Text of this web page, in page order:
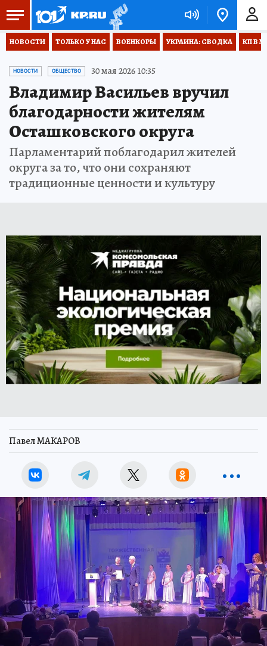
НОВОСТИ ТОЛЬКО У НАС ВОЕНКОРЫ УКРАИНА: СВОДКА КП В
НОВОСТИ ОБЩЕСТВО 30 мая 2026 10:35
Владимир Васильев вручил
благодарности жителям
Осташковского округа
Парламентарий поблагодарил жителей
округа за то, что они сохраняют
традиционные ценности и культуру
Павел МАКАРОВ